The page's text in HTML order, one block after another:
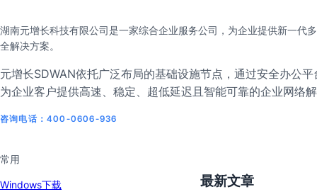
湖南元增长科技有限公司是一家综合企业服务公司，为企业提供新一代
全解决方案。
元增长SDWAN依托广泛布局的基础设施节点，通过安全办公
为企业客户提供高速、稳定、超低延迟且智能可靠的企业网络
咨询电话：400-0606-936
常用
Windows下载 最新文章